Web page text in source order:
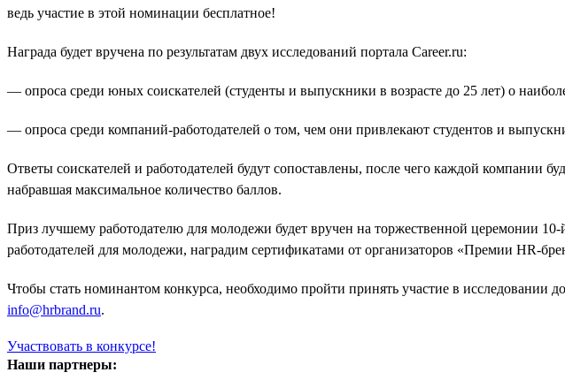
ведь участие в этой номинации бесплатное!
Награда будет вручена по результатам двух исследований портала Career.ru:
— опроса среди юных соискателей (студенты и выпускники в возрасте до 25 лет) о
— опроса среди компаний-работодателей о том, чем они привлекают студентов и
Ответы соискателей и работодателей будут сопоставлены, после чего каждой компании
набравшая максимальное количество баллов.
Приз лучшему работодателю для молодежи будет вручен на торжественной церемонии
работодателей для молодежи, наградим сертификатами от организаторов «Премии HR-
Чтобы стать номинантом конкурса, необходимо пройти принять участие в
info@hrbrand.ru.
Участвовать в конкурсе!
Наши партнеры: